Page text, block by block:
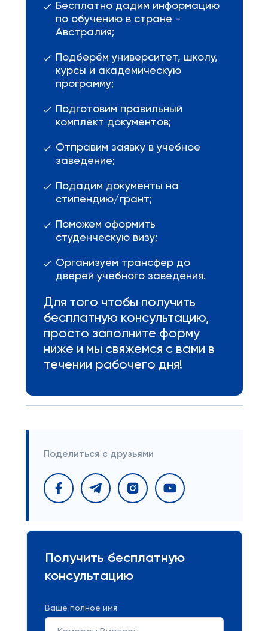
Бесплатно дадим информацию
по обучению в стране -
Австралия;
Подберём университет, школу,
курсы и академическую
программу;
Подготовим правильный
комплект документов;
Отправим заявку в учебное
заведение;
Подадим документы на
стипендию/грант;
Поможем оформить
студенческую визу;
Организуем трансфер до
дверей учебного заведения.
Для того чтобы получить
бесплатную консультацию,
просто заполните форму
ниже и мы свяжемся с вами в
течении рабочего дня!
Поделиться с друзьями
Получить бесплатную
консультацию
Ваше полное имя